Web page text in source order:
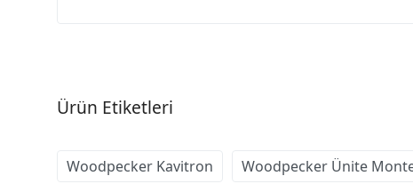
Ürün Etiketleri
Woodpecker Kavitron Woodpecker Ünite